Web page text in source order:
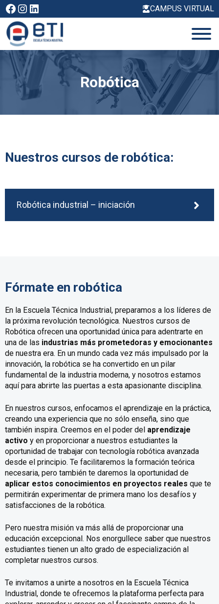
Saltar
al
contenido
Facebook
Instagram
LinkedIn CAMPUS VIRTUAL
Robótica
Nuestros cursos de robótica:
Robótica industrial – iniciación
Fórmate en robótica
En la Escuela Técnica Industrial, preparamos a los líderes de
la próxima revolución tecnológica. Nuestros cursos de
Robótica ofrecen una oportunidad única para adentrarte en
una de las industrias más prometedoras y emocionantes
de nuestra era. En un mundo cada vez más impulsado por la
innovación, la robótica se ha convertido en un pilar
fundamental de la industria moderna, y nosotros estamos
aquí para abrirte las puertas a esta apasionante disciplina.
En nuestros cursos, enfocamos el aprendizaje en la práctica,
creando una experiencia que no sólo enseña, sino que
también inspira. Creemos en el poder del aprendizaje
activo y en proporcionar a nuestros estudiantes la
oportunidad de trabajar con tecnología robótica avanzada
desde el principio. Te facilitaremos la formación teórica
necesaria, pero también te daremos la oportunidad de
aplicar estos conocimientos en proyectos reales que te
permitirán experimentar de primera mano los desafíos y
satisfacciones de la robótica.
Pero nuestra misión va más allá de proporcionar una
educación excepcional. Nos enorgullece saber que nuestros
estudiantes tienen un alto grado de especialización al
completar nuestros cursos.
Te invitamos a unirte a nosotros en la Escuela Técnica
Industrial, donde te ofrecemos la plataforma perfecta para